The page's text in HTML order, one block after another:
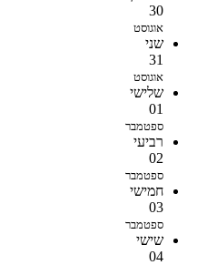
30
אוגוסט
שני
31
אוגוסט
שלישי
01
ספטמבר
רביעי
02
ספטמבר
חמישי
03
ספטמבר
שישי
04